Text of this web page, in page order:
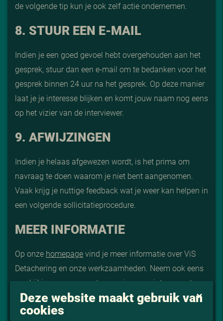
de volgende tip kun je ook zelf actie ondernemen.
8. STUUR EEN E-MAIL
Indien je een goed gevoel hebt overgehouden aan het
gesprek, stuur dan een e-mail om te bedanken voor het
gesprek binnen 24 uur na het gesprek. Op deze manier
laat je je interesse blijken en komt jouw naam nog eens
op het vizier van de interviewer.
9. AFWIJZINGEN
Indien je helaas afgewezen wordt, is het prima om
navraag te doen waarom je niet bent aangenomen.
Vaak krijg je nuttige feedback wat je weer kan helpen in
een volgende sollicitatieprocedure.
MEER INFORMATIE
Op onze homepagevind je meer informatie over ViS
Detachering en onze werkzaamheden. Neem ook eens
een kijkje op onze
vacaturepagina
voor interessante
vacatures. Nieuwsgierig geworden naar onze adviseurs
en medewerker
Deze website maakt gebruik van
cookies